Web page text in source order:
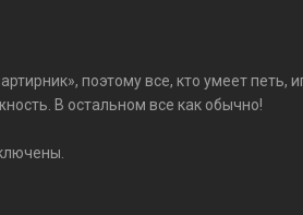
поэтому все, кто умеет петь,
В остальном все как обычно!